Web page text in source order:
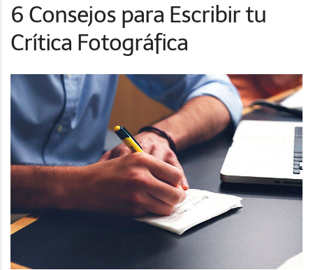
6 Consejos para Escribir tu
Crítica Fotográfica